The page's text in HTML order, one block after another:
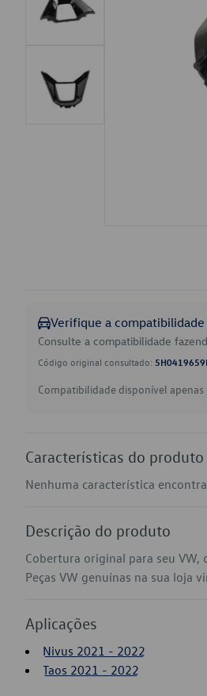
Verifique a compatibilidade
Consulte a compatibilidade
Código original consultado:
Compatibilidade disponível
Características do produto
Nenhuma característica
Descrição do produto
Cobertura original para seu
Peças VW genuínas na sua loja
Aplicações
Nivus 2021 - 2022
Taos 2021 - 2022